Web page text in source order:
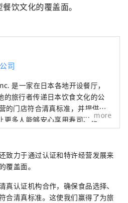
饮文化的覆盖面。
司
是一家在日本各地开设餐厅，
的旅行者传递日本饮食文化的公
的门店符合清真标准，并提供多
更多人能够安心享用寿司、螃
本独有的丰盛奢华美食。 本账号
体验。他们将与世界各地的人们
”，让您的日本之旅更加丰富
more
致力于通过认证和特许经营发展来
覆盖面。
真认证机构合作，确保食品选择、
合清真标准。这使我们赢得了为旅